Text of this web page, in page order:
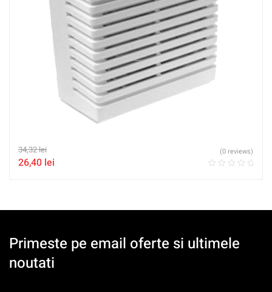
34,32lei
26,40 lei
(0 reviews)
Primeste pe email oferte si ultimele
noutati